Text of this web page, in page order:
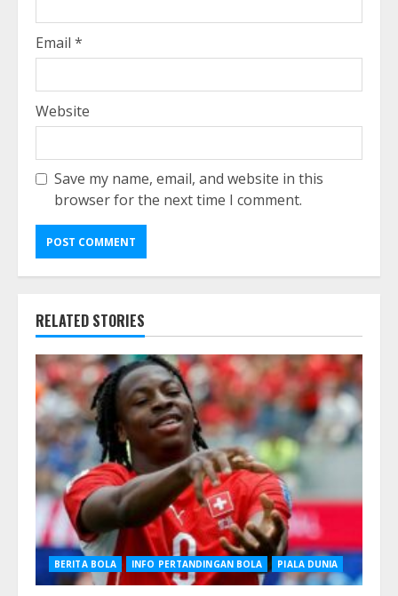
Email *
Website
Save my name, email, and website in this
browser for the next time I comment.
RELATED STORIES
BERITA BOLA INFO PERTANDINGAN BOLA PIALA DUNIA